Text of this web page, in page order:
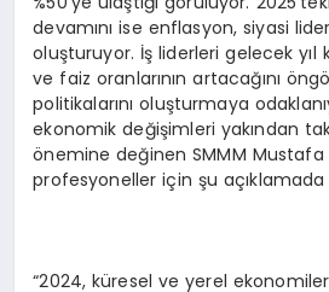
devamını ise enflasyon, siyasi
oluşturuyor. İş liderleri gelecek yıl
ve faiz oranlarının artacağını
politikalarını oluşturmaya
ekonomik değişimleri yakından
önemine değinen SMMM Mustafa
profesyoneller için şu
“2024, küresel ve yerel